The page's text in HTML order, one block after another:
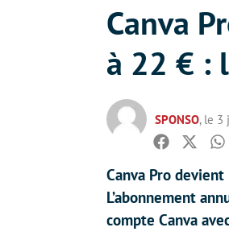
Canva
à 22 € :
SPONSO, le 3
Facebook
Twitter
Canva Pro
L’abonnement
compte Canva